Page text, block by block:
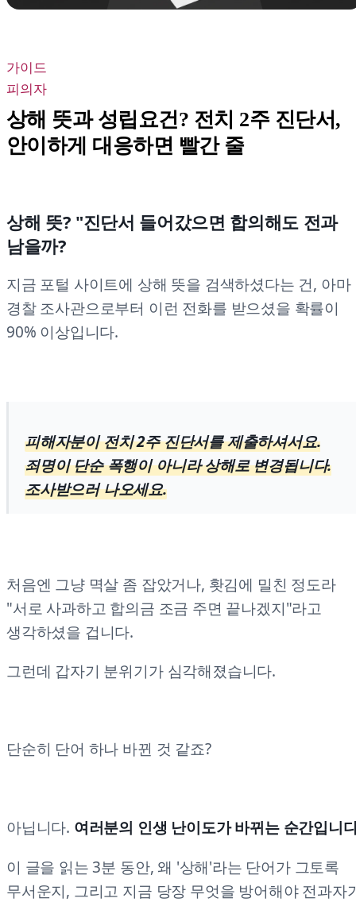
가이드
피의자
상해 뜻과 성립요건? 전치 2주 진단서,
안이하게 대응하면 빨간 줄
상해 뜻? "진단서 들어갔으면 합의해도 전과
남을까?
지금 포털 사이트에 상해 뜻을 검색하셨다는 건, 아마
경찰 조사관으로부터 이런 전화를 받으셨을 확률이
90% 이상입니다.
피해자분이 전치 2주 진단서를 제출하셔서요.
죄명이 단순 폭행이 아니라 상해로 변경됩니다.
조사받으러 나오세요.
처음엔 그냥 멱살 좀 잡았거나, 홧김에 밀친 정도라
"서로 사과하고 합의금 조금 주면 끝나겠지"라고
생각하셨을 겁니다.
그런데 갑자기 분위기가 심각해졌습니다.
단순히 단어 하나 바뀐 것 같죠?
아닙니다. 여러분의 인생 난이도가 바뀌는 순간입니
이 글을 읽는 3분 동안, 왜 '상해'라는 단어가 그토록
무서운지, 그리고 지금 당장 무엇을 방어해야 전과자